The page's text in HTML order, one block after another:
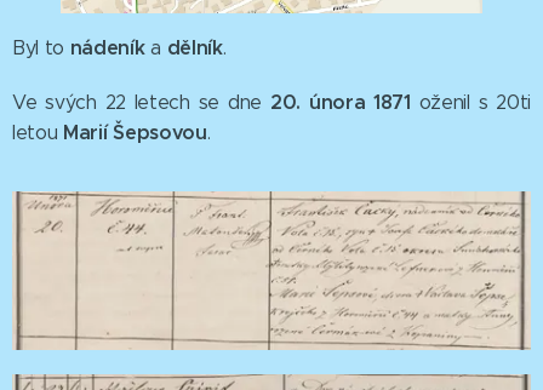
Byl to nádeníka dělník.
Ve svých 22 letech se dne 20. února 1871 oženil s 20ti
letou Marií Šepsovou.